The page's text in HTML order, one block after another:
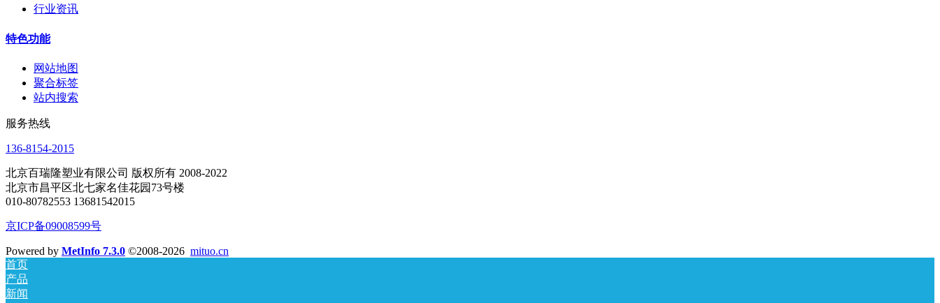
行业资讯
特色功能
网站地图
聚合标签
站内搜索
服务热线
136-8154-2015
北京百瑞隆塑业有限公司 版权所有 2008-2022
北京市昌平区北七家名佳花园73号楼
010-80782553 13681542015
京ICP备09008599号
Powered by MetInfo 7.3.0 ©2008-2026 mituo.cn
首页
产品
新闻